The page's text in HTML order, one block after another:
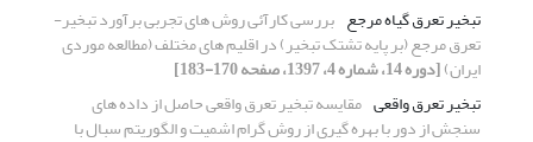
تبخیر تعرق گیاه مرجع بررسی کارآئی روش های تجربی برآورد تبخیر-
تعرق مرجع (بر پایه تشتک تبخیر) در اقلیم های مختلف (مطالعه موردی
ایران)[دوره 14، شماره 4، 1397، صفحه 170-183]
تبخیر تعرق واقعی مقایسه تبخیر تعرق واقعی حاصل از داده های
سنجش از دور با بهره گیری از روش گرام اشمیت و الگوریتم سبال با